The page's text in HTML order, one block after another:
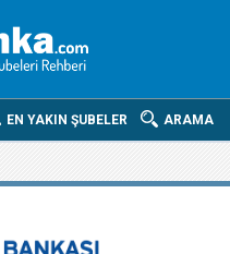
ARAMA
EN YAKIN ŞUBELER